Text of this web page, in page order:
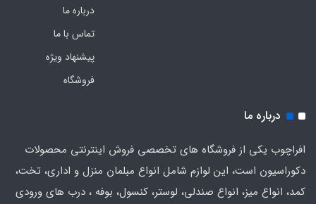
درباره ما
تماس با ما
پیشنهاد ویژه
فروشگاه
درباره ما
افراچوب یکی از فروشگاه های تخصصی فروش اینترنتی محصولات
دکوراسیون است، این لوازم شامل انواع مبلمان منزل و اداری، تخت،
کمد، انواع میز، انواع صندلی، لوستر، کنسول، بوفه ، درب های ورودی